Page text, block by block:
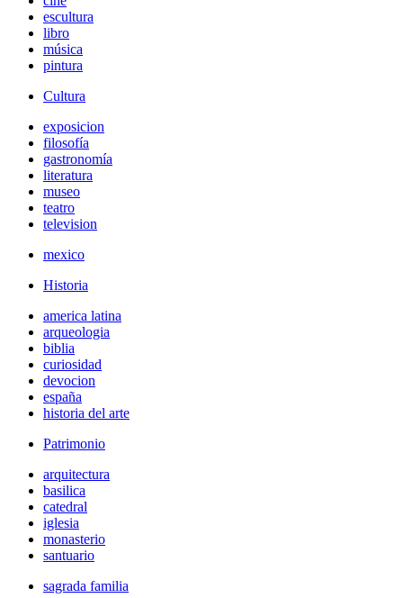
escultura
libro
música
pintura
Cultura
exposicion
filosofía
gastronomía
literatura
museo
teatro
television
mexico
Historia
america latina
arqueologia
biblia
curiosidad
devocion
españa
historia del arte
Patrimonio
arquitectura
basilica
catedral
iglesia
monasterio
santuario
sagrada familia